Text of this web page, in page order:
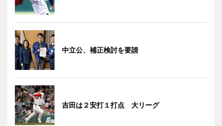
中立公、補正検討を要請
吉田は２安打１打点 大リーグ